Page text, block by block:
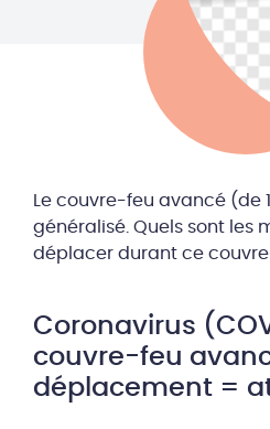
Le couvre-feu avancé (de
généralisé. Quels sont les
déplacer durant ce
Coronavirus
couvre-feu
déplacement =